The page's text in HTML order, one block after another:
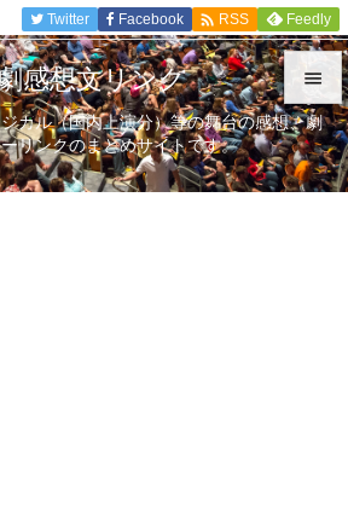


メニュ

Twitter Facebook  RSS Feedly
感想文リンク
カル（国内上演分）等の舞台の感想、劇
リンクのまとめサイトです。